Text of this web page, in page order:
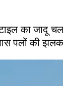
का जादू
पलों की